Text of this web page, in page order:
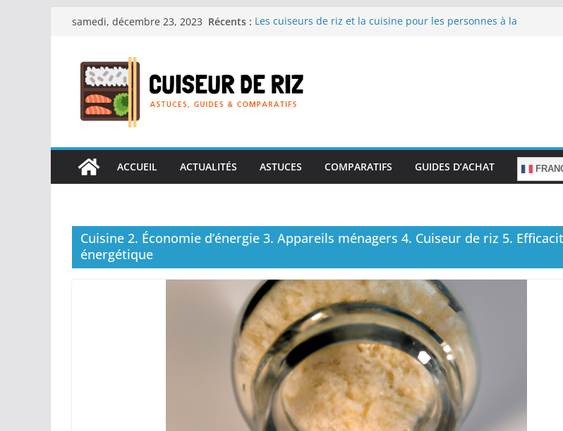
Passersamedi, décembre 23, 2023 Récents : Les cuiseurs de riz et la cuisine pour les personnes à la
Les cuiseurs de riz pour les familles nombreuses : Cuisson
en grande quantité.
Les cuiseurs de riz et la préparation de plats pour les
réconfortants.
ACCUEIL
ACTUALITÉS ASTUCES COMPARATIFS GUIDES D’ACHAT
Cuisine 2. Économie d’énergie 3. Appareils ménagers 4. Cuiseur de riz 5.
énergétique